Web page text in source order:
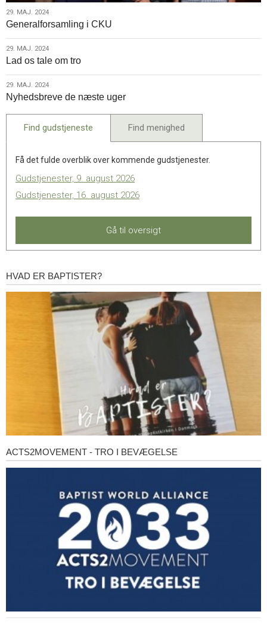
29.
maj.
2024
29. MAJ. 2024
Generalforsamling i CKU
29.
maj.
2024
29. MAJ. 2024
Lad os tale om tro
29.
maj.
2024
29. MAJ. 2024
Nyhedsbreve de næste uger
Find gudstjeneste Find menighed
Få det fulde overblik over kommende gudstjenester.
Gudstjenester, 9. august 2026
Gudstjenester, 16. august 2026
Gå til oversigt
Hvad
er
HVAD ER BAPTISTER?
Acts2Movement
-
ACTS2MOVEMENT - TRO I BEVÆGELSE